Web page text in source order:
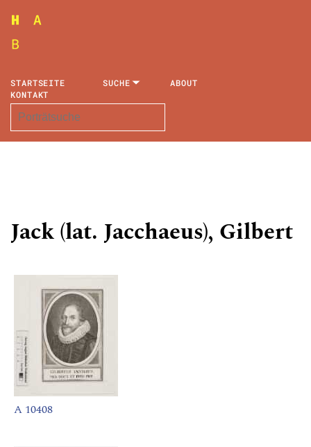
STARTSEITE SUCHE
ABOUT
KONTAKT
Jack (lat. Jacchaeus), Gilbert
A 10408